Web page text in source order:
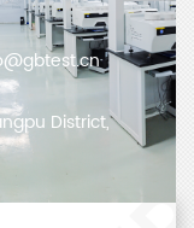
District,